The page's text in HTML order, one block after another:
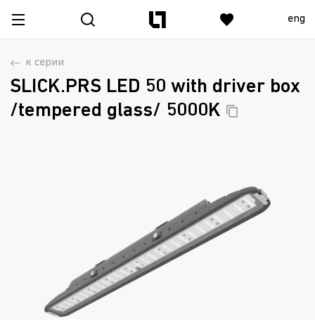
eng
к серии
SLICK.PRS LED 50 with driver box
/tempered glass/ 5000K